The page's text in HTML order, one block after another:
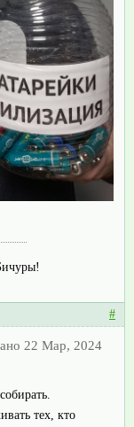
#
22 Мар, 2024
тех, кто